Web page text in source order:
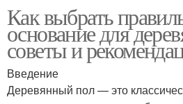
Как выбрать
основание для
советы и
Введение
Деревянный пол — это